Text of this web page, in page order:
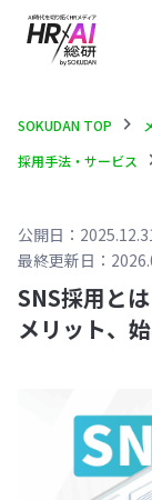
SOKUDAN TOP chevron_right
採用手法・サービス
公開日：
最終更新日：
SNS採用と
メリット、